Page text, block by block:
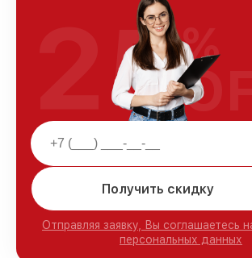
Получить скидку
Отправляя заявку, Вы соглашаетесь
персональных данных
25%